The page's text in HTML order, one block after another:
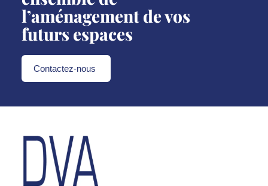
l’aménagement de vos
futurs espaces
Contactez-nous